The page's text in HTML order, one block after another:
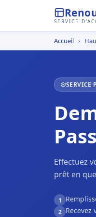
SERVICE
Accueil ›
SERVICE
Effectuez
prêt en
1
2